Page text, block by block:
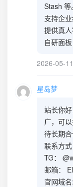
Stash 等。
支持企
提供真
自研面
2026-05-11
星岛梦
站长你
广，可
待长期合
联系方式
TG：
邮箱：
官网域